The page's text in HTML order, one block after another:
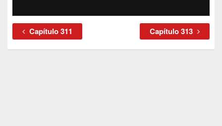
Capítulo 311 Capítulo 313